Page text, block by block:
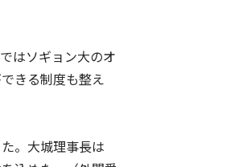
はソギョン大のオ
きる制度も整え
。大城理事長は